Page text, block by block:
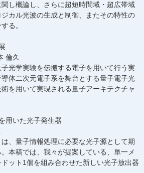
し概論し、さらに超短時間域・超広帯域
カル光波の生成と制御、またその特性の
る。
倫久
光学実験を伝搬する電子を用いて行う実
体二次元電子系を舞台とする量子電子光
を用いて実現される量子アーキテクチャ
用いた光子発生器
、量子情報処理に必要な光子源として期
本稿では、我々が提案している、単一メ
ット1個を組み合わせた新しい光子放出器